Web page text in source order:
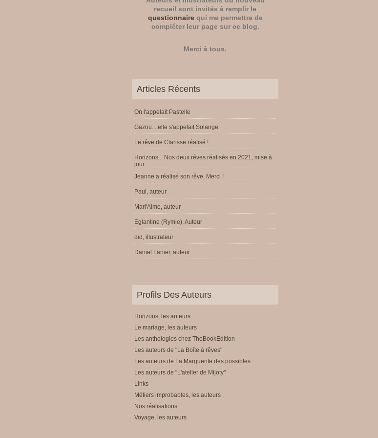
recueil sont invités à remplir le
questionnairequi me permettra de
compléter leur page sur ce blog.
Merci à tous.
Articles Récents
On l'appelait Pastelle
Gazou... elle s'appelait Solange
Le rêve de Clarisse réalisé !
Horizons... Nos deux rêves réalisés en 2021, mise à
jour
Jeanne a réalisé son rêve, Merci !
Paul, auteur
Marl'Aime, auteur
Eglantine (Rymie), Auteur
did, illustrateur
Daniel Lanier, auteur
Profils Des Auteurs
Horizons, les auteurs
Le mariage, les auteurs
Les anthologies chez TheBookEdition
Les auteurs de "La Boîte à rêves"
Les auteurs de La Marguerite des possibles
Les auteurs de "L'atelier de Mijoty"
Links
Métiers improbables, les auteurs
Nos réalisations
Voyage, les auteurs